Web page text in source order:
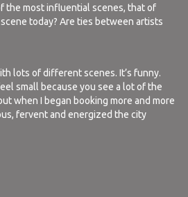
the most influential scenes, that of
today? Are ties between artists
lots of different scenes. It’s funny.
small because you see a lot of the
when I began booking more and more
fervent and energized the city